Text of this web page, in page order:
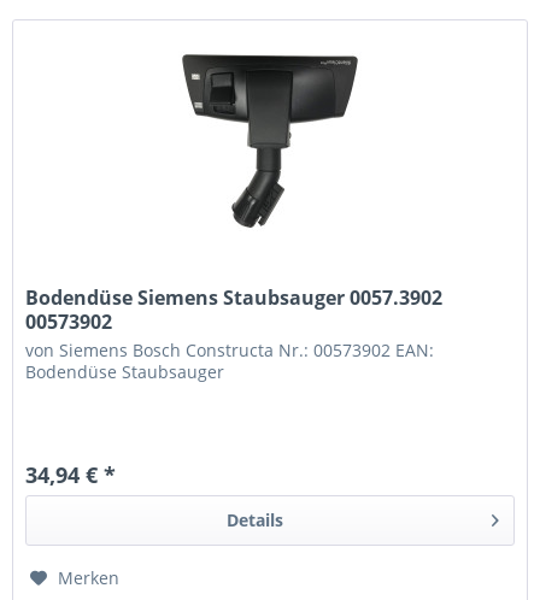
Bodendüse Siemens Staubsauger 0057.3902
00573902
von Siemens Bosch Constructa Nr.: 00573902 EAN:
Bodendüse Staubsauger
34,94 € *
Details
Merken